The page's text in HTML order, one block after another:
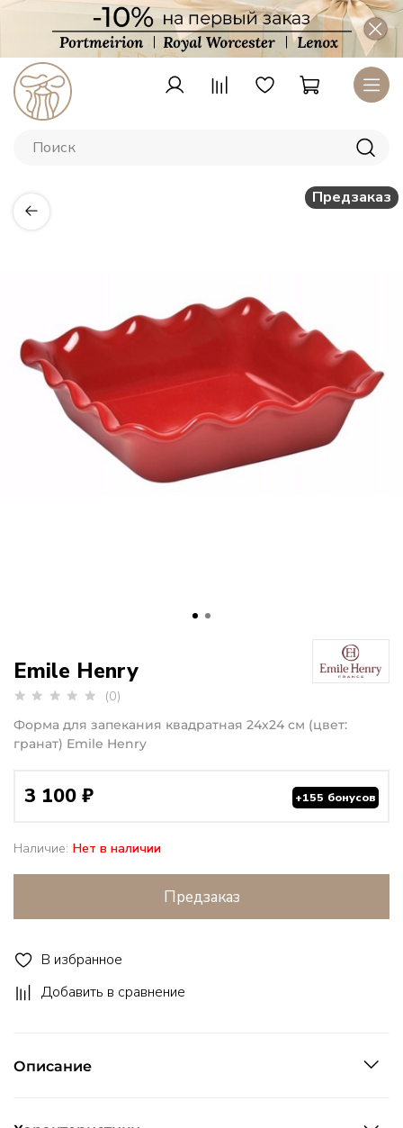
Предзаказ
(0)
Наличие: Нет в наличии
Emile Henry
Форма для запекания квадратная 24х24 см (цвет:
гранат) Emile Henry
3 100 ₽ +155 бонусов
Предзаказ
В избранное
Добавить в сравнение
Описание